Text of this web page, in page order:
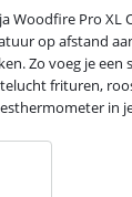
Pro XL
op afstand
Zo voeg je
frituren,
in